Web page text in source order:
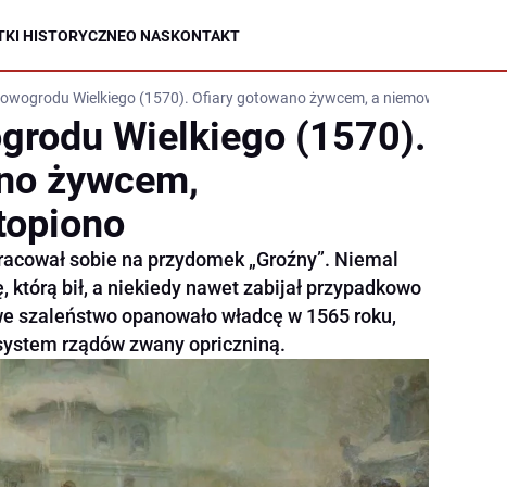
HISTORYCZNEO NASKONTAKT
Wielkiego (1570). Ofiary gotowano żywcem, a niemowlęta
Wielkiego (1570).
żywcem,
sobie na przydomek „Groźny”. Niemal
którą bił, a niekiedy nawet zabijał przypadkowo
szaleństwo opanowało władcę w 1565 roku,
rządów zwany opriczniną.